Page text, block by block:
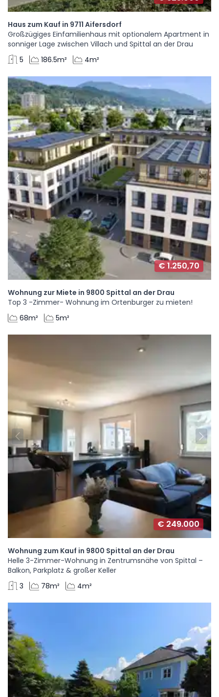
Haus zum Kauf in 9711 Aifersdorf
Großzügiges Einfamilienhaus mit optionalem Apartment in
sonniger Lage zwischen Villach und Spittal an der Drau
5
186.5m² 4m²
€ 1.250,70
Wohnung zur Miete in 9800 Spittal an der Drau
Top 3 -Zimmer- Wohnung im Ortenburger zu mieten!
68m²
5m²
€ 249.000
Wohnung zum Kauf in 9800 Spittal an der Drau
Helle 3-Zimmer-Wohnung in Zentrumsnähe von Spittal –
Balkon, Parkplatz & großer Keller
3
78m² 4m²